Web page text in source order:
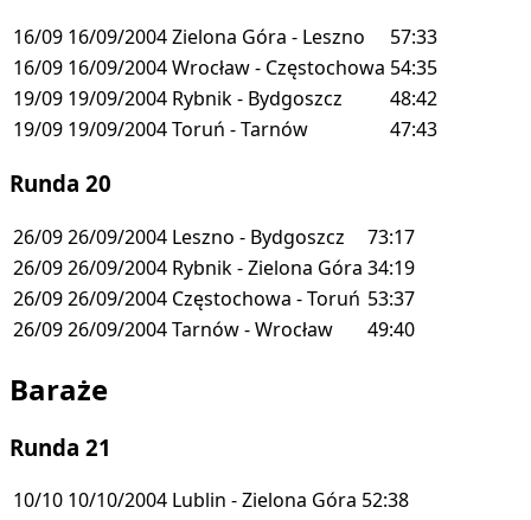
16/09 16/09/2004Zielona Góra - Leszno
57:33
16/09 16/09/2004Wrocław - Częstochowa 54:35
19/09 19/09/2004 Rybnik - Bydgoszcz
48:42
19/09 19/09/2004Toruń - Tarnów 47:43
Runda 20
26/0926/09/2004 Leszno - Bydgoszcz
73:17
26/0926/09/2004 Rybnik - Zielona Góra 34:19
26/0926/09/2004 Częstochowa - Toruń 53:37
26/0926/09/2004Tarnów - Wrocław 49:40
Baraże
Runda 21
10/10 10/10/2004 Lublin - Zielona Góra 52:38